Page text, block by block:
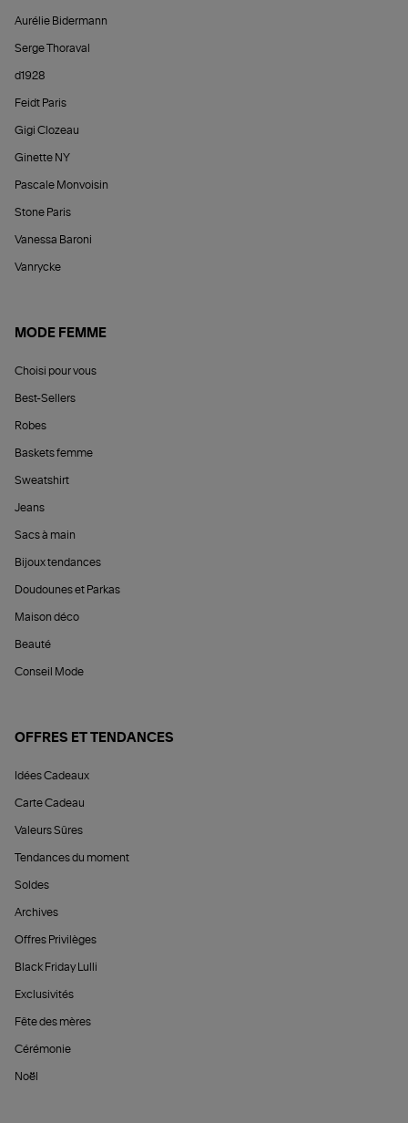
Aurélie Bidermann
Serge Thoraval
d1928
Feidt Paris
Gigi Clozeau
Ginette NY
Pascale Monvoisin
Stone Paris
Vanessa Baroni
Vanrycke
MODE FEMME
Choisi pour vous
Best-Sellers
Robes
Baskets femme
Sweatshirt
Jeans
Sacs à main
Bijoux tendances
Doudounes et Parkas
Maison déco
Beauté
Conseil Mode
OFFRES ET TENDANCES
Idées Cadeaux
Carte Cadeau
Valeurs Sûres
Tendances du moment
Soldes
Archives
Offres Privilèges
Black Friday Lulli
Exclusivités
Fête des mères
Cérémonie
Noël